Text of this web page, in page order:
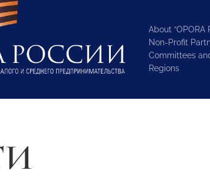
About “OPORA
Non-Profit
Committees
Regions